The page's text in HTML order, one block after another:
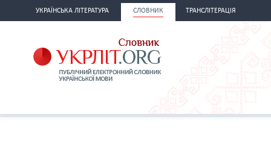
УКРАЇНСЬКА ЛІТЕРАТУРА СЛОВНИК ТРАНСЛІТЕРАЦІЯ